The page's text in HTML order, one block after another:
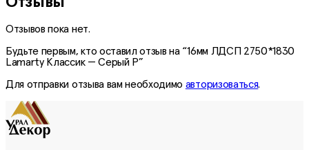
Отзывов пока нет.
Будьте первым, кто оставил отзыв на “16мм ЛДСП 2750*1830
Lamarty Классик — Серый Р”
Для отправки отзыва вам необходимо авторизоваться.